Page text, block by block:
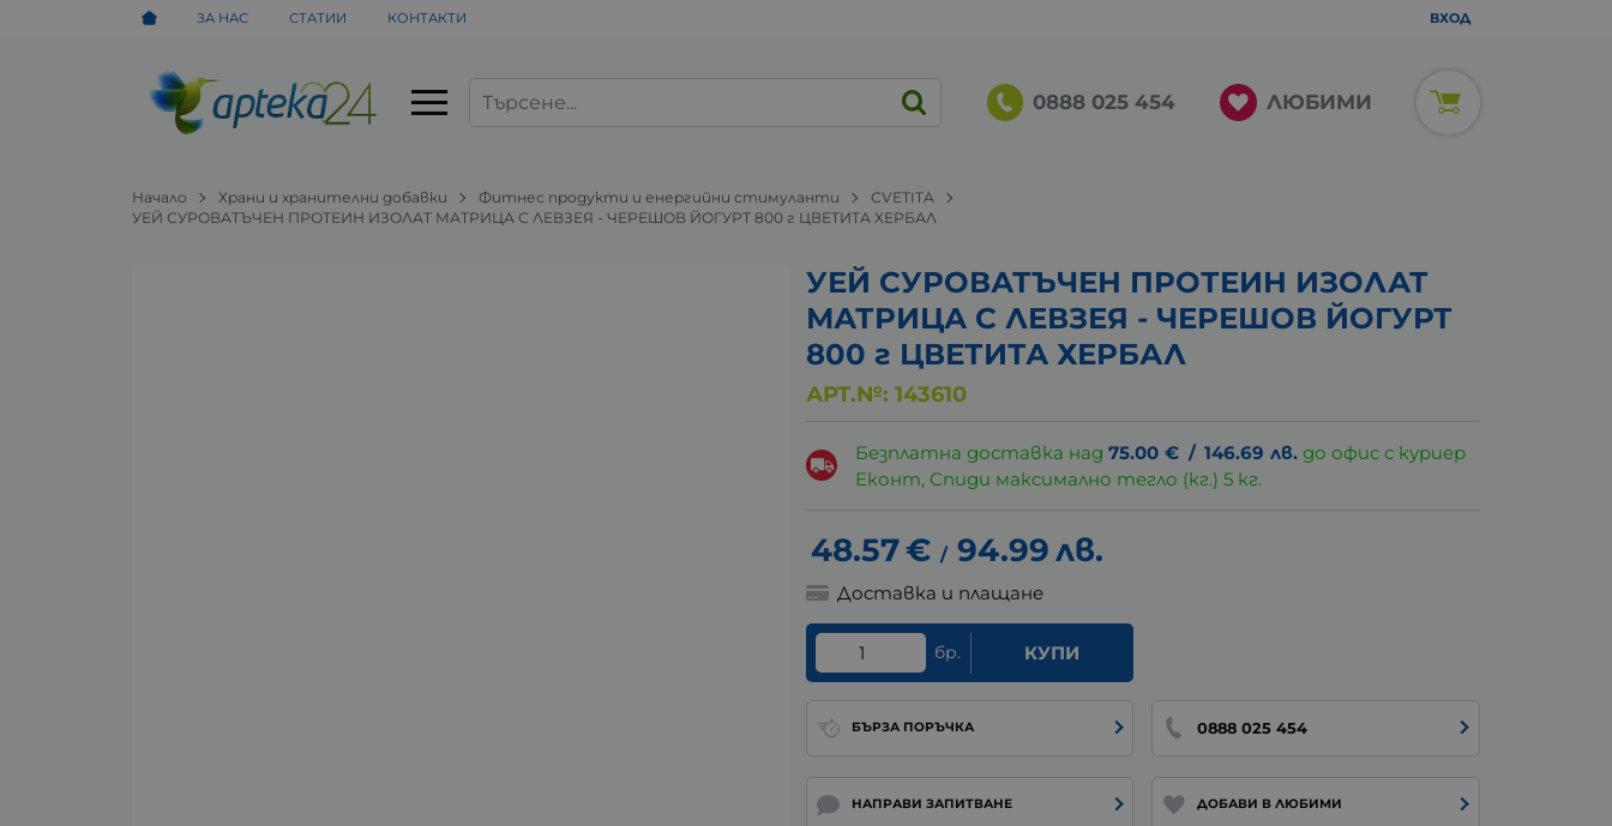
ЗА НАС СТАТИИ КОНТАКТИ ВХОД
0888 025 454 ЛЮБИМИ
Начало Храни и хранителни добавки Фитнес продукти и енергийни стимуланти
CVETITA
УЕЙ СУРОВАТЪЧЕН ПРОТЕИН ИЗОЛАТ МАТРИЦА С ЛЕВЗЕЯ - ЧЕРЕШОВ ЙОГУРТ 800 г ЦВЕТИТА ХЕРБАЛ
УЕЙ СУРОВАТЪЧЕН ПРОТЕИН ИЗОЛАТ
МАТРИЦА С ЛЕВЗЕЯ - ЧЕРЕШОВ ЙОГУРТ
800 г ЦВЕТИТА ХЕРБАЛ
АРТ.№: 143610
Безплатна доставка над75.00 € / 146.69 лв. до офис с куриер
Еконт, Спиди максимално тегло (кг.) 5 кг.
48.57€ / 94.99лв.
Доставка и плащане
бр. КУПИ
БЪРЗА ПОРЪЧКА 0888 025 454
НАПРАВИ ЗАПИТВАНЕ ДОБАВИ В ЛЮБИМИ